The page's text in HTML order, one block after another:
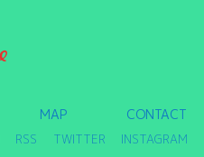
MAP CONTACT
RSS TWITTER INSTAGRAM